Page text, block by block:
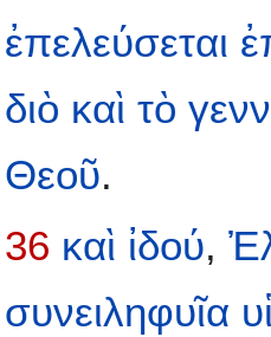
ἐπελεύσεται
διὸ καὶ τὸ
Θεοῦ.
36 καὶ ἰδού,
συνειληφυῖα